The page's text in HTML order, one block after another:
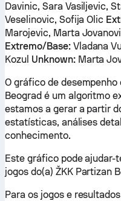
Davinic, Sara Vasiljevic,
Veselinovic, Sofija Olic
Marojevic, Marta
Extremo/Base:Vladana
Kozul Unknown:Marta
O gráfico de
Beograd é um algoritmo
estamos a gerar a partir
estatísticas, análises
conhecimento.
Este gráfico pode ajudar-
jogos do(a) ŽKK Partizan
Para os jogos e